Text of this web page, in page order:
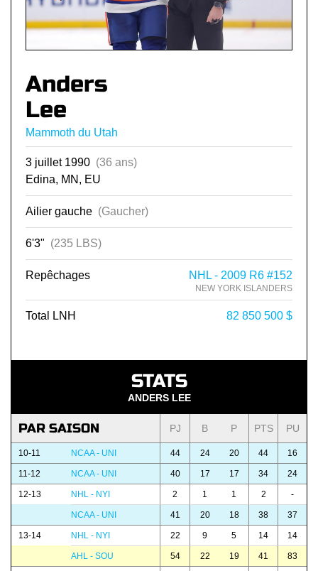
Anders
Lee
Mammoth du Utah
3 juillet 1990 (36 ans)
Edina, MN, EU
Ailier gauche (Gaucher)
6'3" (235 LBS)
Repêchages NHL - 2009 R6 #152
NEW YORK ISLANDERS
Total LNH 82 850 500 $
STATS
ANDERS LEE
PAR SAISON PJ B P PTS PU
10-11 NCAA - UNI 44 24 20 44 16
11-12 NCAA - UNI 40 17 17 34 24
12-13 NHL - NYI 2 1 1 2 -
NCAA - UNI 41 20 18 38 37
13-14 NHL - NYI 22 9 5 14 14
AHL - SOU 54 22 19 41 83